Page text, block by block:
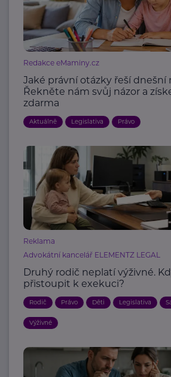
Redakce eMaminy.cz
Jaké právní otázky řeší dnešní
Řekněte nám svůj názor a
zdarma
Aktuálně Legislativa Právo
Reklama
Advokátní kancelář ELEMENTZ LEGAL
Druhý rodič neplatí výživné.
přistoupit k exekuci?
Rodič Právo Děti Legislativa
Výživné